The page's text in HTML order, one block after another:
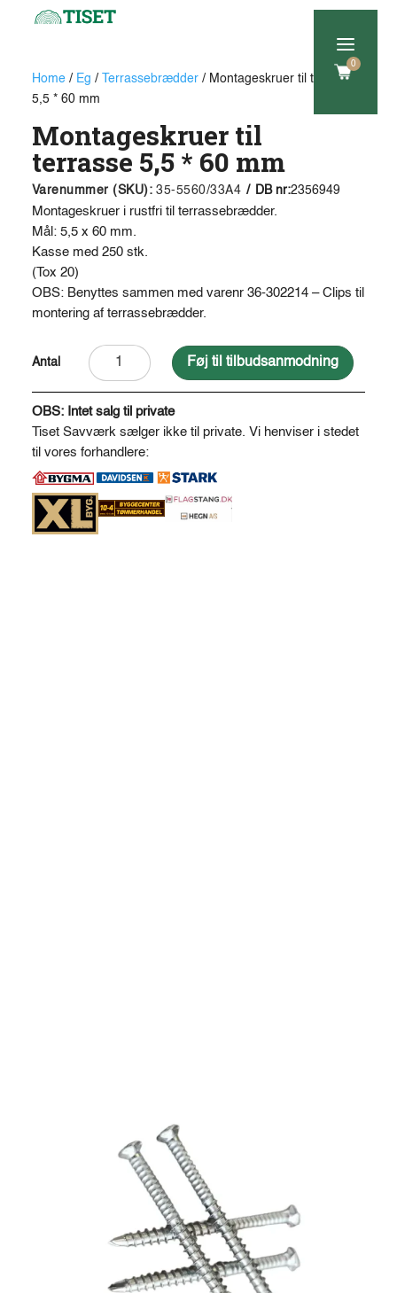
a
0
Home/ Eg / Terrassebrædder/ Montageskruer til terrasse
5,5 * 60 mm
Montageskruer til
terrasse 5,5 * 60 mm
Varenummer (SKU):35-5560/33A4 / DB nr:2356949
Montageskruer i rustfri til terrassebrædder.
Mål: 5,5 x 60 mm.
Kasse med 250 stk.
(Tox 20)
OBS: Benyttes sammen med varenr 36-302214 – Clips til
montering af terrassebrædder.
Montageskruer
til
terrasse
5,5
*
60
mm
antal
Føj til tilbudsanmodning
t
r
OBS: Intet salg til private
Tiset Savværk sælger ikke til private. Vi henviser i stedet
til vores forhandlere: